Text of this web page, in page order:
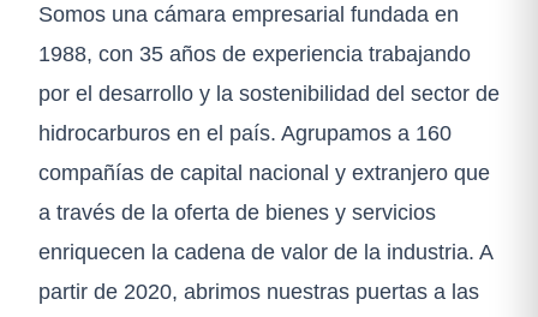
Somos una cámara empresarial fundada en
1988, con 35 años de experiencia trabajando
por el desarrollo y la sostenibilidad del sector de
hidrocarburos en el país. Agrupamos a 160
compañías de capital nacional y extranjero que
a través de la oferta de bienes y servicios
enriquecen la cadena de valor de la industria. A
partir de 2020, abrimos nuestras puertas a las